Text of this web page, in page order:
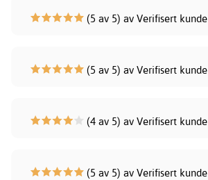
(5 av 5) av Verifisert kunde
(5 av 5) av Verifisert kunde
(4 av 5) av Verifisert kunde
(5 av 5) av Verifisert kunde